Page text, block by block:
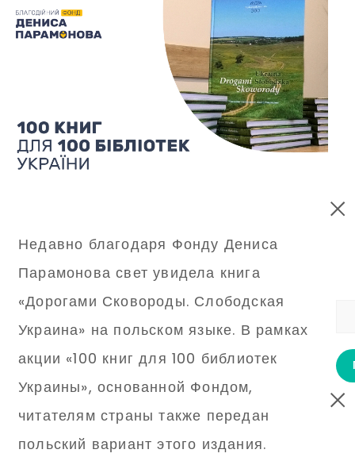
Недавно благодаря Фонду Дениса
Парамонова свет увидела книга
«Дорогами Сковороды. Слободская
Украина» на польском языке. В рамках
акции «100 книг для 100 библиотек
Украины», основанной Фондом,
читателям страны также передан
польский вариант этого издания.